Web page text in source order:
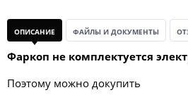
ОПИСАНИЕ ФАЙЛЫ И ДОКУМЕНТЫ
Фаркоп не комплектуется
Поэтому можно докупить